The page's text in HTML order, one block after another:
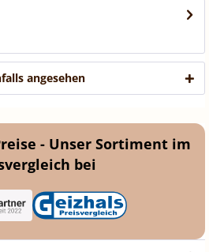
angesehen
- Unser Sortiment im
bei